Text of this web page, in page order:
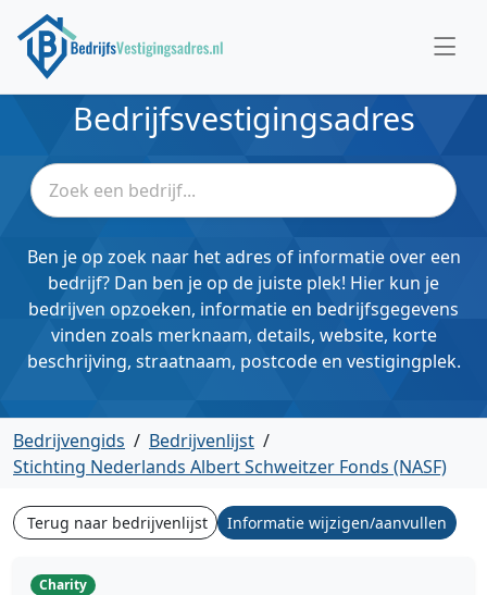
Bedrijfsvestigingsadres
Ben je op zoek naar het adres of informatie over een
bedrijf? Dan ben je op de juiste plek! Hier kun je
bedrijven opzoeken, informatie en bedrijfsgegevens
vinden zoals merknaam, details, website, korte
beschrijving, straatnaam, postcode en vestigingplek.
Bedrijvengids / Bedrijvenlijst /
Stichting Nederlands Albert Schweitzer Fonds (NASF)
Terug naar bedrijvenlijst Informatie wijzigen/aanvullen
Charity